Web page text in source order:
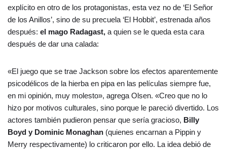
explícito en otro de los protagonistas, esta vez no de ‘El Señor
de los Anillos’, sino de su precuela ‘El Hobbit’, estrenada años
después: el mago Radagast, a quien se le queda esta cara
después de dar una calada:
«El juego que se trae Jackson sobre los efectos aparentemente
psicodélicos de la hierba en pipa en las películas siempre fue,
en mi opinión, muy molesto», agrega Olsen. «Creo que no lo
hizo por motivos culturales, sino porque le pareció divertido. Los
actores también pudieron pensar que sería gracioso, Billy
Boyd y Dominic Monaghan (quienes encarnan a Pippin y
Merry respectivamente) lo criticaron por ello. La idea debió de